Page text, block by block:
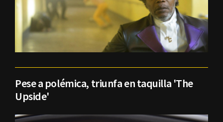
Pese a polémica, triunfa en taquilla 'The
Upside'